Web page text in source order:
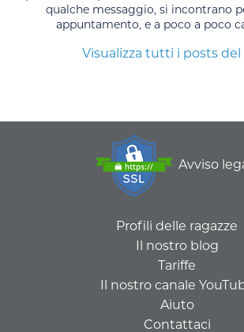
qualche messaggio, si incontrano
appuntamento, e a poco a poco
Visualizza tutti i posts del
Avviso
Profili delle ragazze
Il nostro blog
Tariffe
Il nostro canale
Aiuto
Contattaci